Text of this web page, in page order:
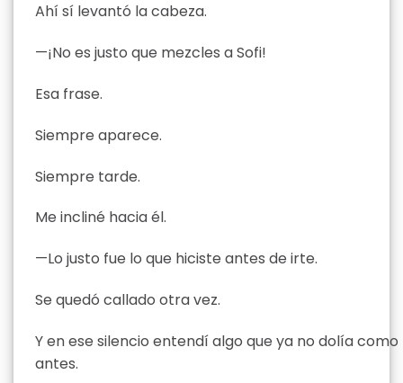
Ahí sí levantó la cabeza.
—¡No es justo que mezcles a Sofi!
Esa frase.
Siempre aparece.
Siempre tarde.
Me incliné hacia él.
—Lo justo fue lo que hiciste antes de irte.
Se quedó callado otra vez.
Y en ese silencio entendí algo que ya no dolía como
antes.